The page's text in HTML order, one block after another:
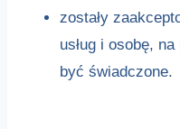
zostały
usług i osobę,
być świadczone.